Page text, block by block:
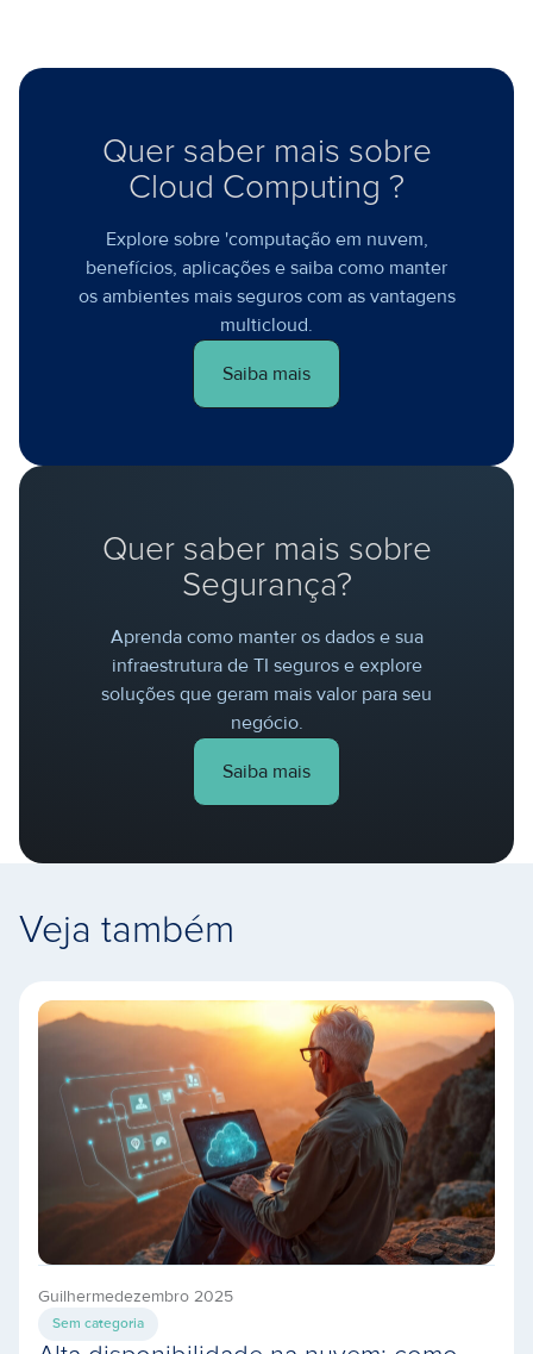
Quer saber mais sobre
Cloud Computing ?
Explore sobre 'computação em nuvem,
benefícios, aplicações e saiba como manter
os ambientes mais seguros com as vantagens
multicloud.
Saiba mais
Quer saber mais sobre
Segurança?
Aprenda como manter os dados e sua
infraestrutura de TI seguros e explore
soluções que geram mais valor para seu
negócio.
Saiba mais
Veja também
Guilhermedezembro 2025
Sem categoria